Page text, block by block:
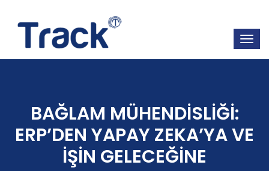
BAĞLAM MÜHENDİSLİĞİ:
ERP’DEN YAPAY ZEKA’YA VE
İŞİN GELECEĞİNE